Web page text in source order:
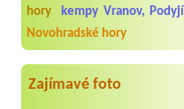
hory
kempy Vranov, Podyjí
Novohradské hory
Zajímavé foto